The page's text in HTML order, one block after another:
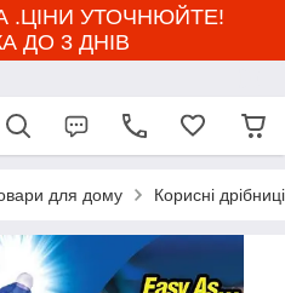
.ЦІНИ УТОЧНЮЙТЕ!
ДО 3 ДНІВ
для дому Корисні дрібниці